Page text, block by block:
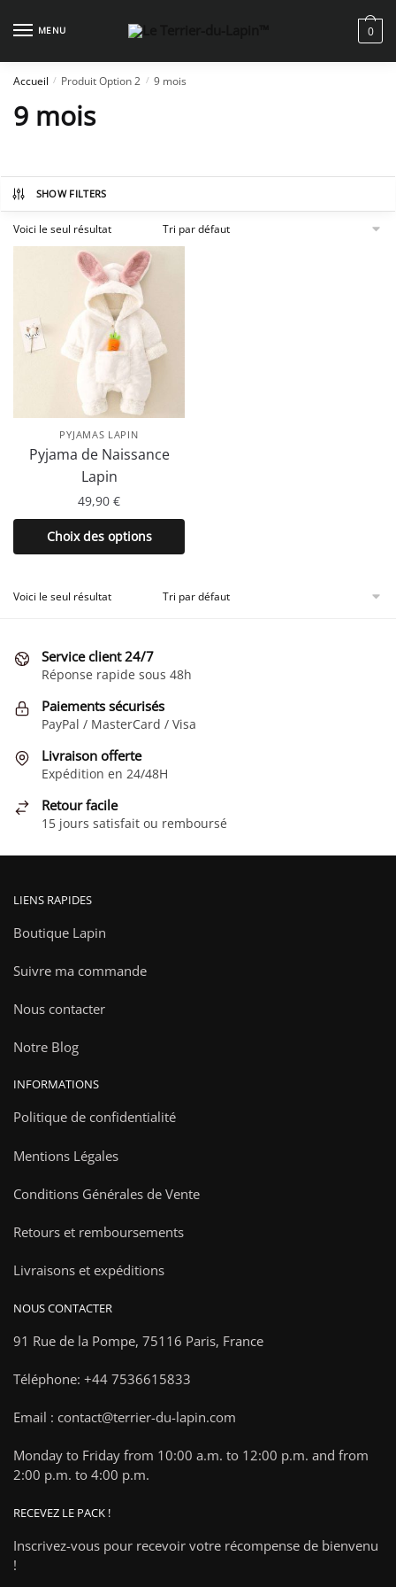
MENU 0
Accueil / Produit Option 2 / 9 mois
9 mois
SHOW FILTERS
Voici le seul résultat
PYJAMAS LAPIN
Pyjama de Naissance
Lapin
49,90 €
Choix des options
Ce
produit
plusieurs
options
peuvent
être
choisies
la
du
produit
Voici le seul résultat
Service client 24/7
Réponse rapide sous 48h
Paiements sécurisés
PayPal / MasterCard / Visa
Livraison offerte
Expédition en 24/48H
Retour facile
15 jours satisfait ou remboursé
LIENS RAPIDES
Boutique Lapin
Suivre ma commande
Nous contacter
Notre Blog
INFORMATIONS
Politique de confidentialité
Mentions Légales
Conditions Générales de Vente
Retours et remboursements
Livraisons et expéditions
NOUS CONTACTER
91 Rue de la Pompe, 75116 Paris, France
Téléphone: +44 7536615833
Email : contact@terrier-du-lapin.com
Monday to Friday from 10:00 a.m. to 12:00 p.m. and from
2:00 p.m. to 4:00 p.m.
RECEVEZ LE PACK !
Inscrivez-vous pour recevoir votre récompense de bienvenu
!